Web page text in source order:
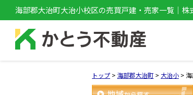
海部郡大治町大治小校区の売買戸建・売家一覧｜株
トップ > 海部郡大治町 > 大治小 >